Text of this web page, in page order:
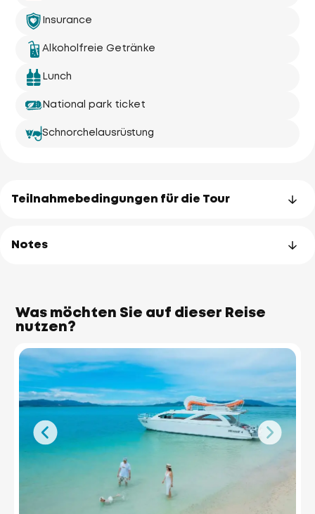
Insurance
Alkoholfreie Getränke
Lunch
National park ticket
Schnorchelausrüstung
Teilnahmebedingungen für die Tour
Notes
Was möchten Sie auf dieser Reise
nutzen?